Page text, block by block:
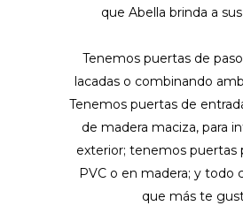
que Abella brinda a
Tenemos puertas de
lacadas o combinando
Tenemos puertas de
de madera maciza, para
exterior; tenemos puertas
PVC o en madera; y todo
que más te